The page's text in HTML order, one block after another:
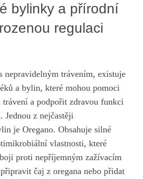
bylinky a přírodní
regulaci
nepravidelným trávením, existuje
a bylin, které mohou pomoci
trávení a podpořit zdravou funkci
Jednou z nejčastěji
je Oregano. Obsahuje silné
vlastnosti, které
proti nepříjemným zažívacím
čaj z oregana nebo přidat